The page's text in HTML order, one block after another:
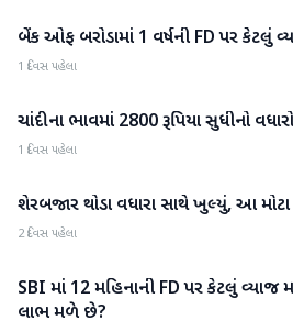
બિઝનેસ
બેંક ઓફ બરોડામાં 1 વર્ષની FD પર કેટલું
1 દિવસ પહેલા
બિઝનેસ
ચાંદીના ભાવમાં 2800 રૂપિયા સુધીનો વધારો
1 દિવસ પહેલા
બિઝનેસ
શેરબજાર થોડા વધારા સાથે ખુલ્યું, આ
2 દિવસ પહેલા
બિઝનેસ
SBI માં 12 મહિનાની FD પર કેટલું વ્યાજ
લાભ મળે છે?